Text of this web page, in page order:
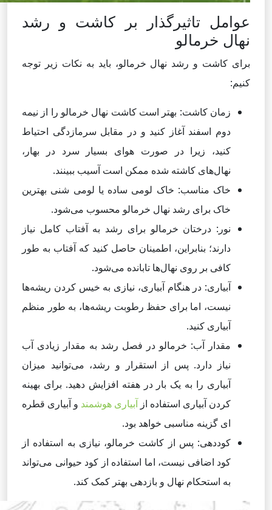
عوامل تاثیرگذار بر کاشت و رشد
نهال خرمالو
برای کاشت و رشد نهال خرمالو، باید به نکات زیر توجه
کنیم:
زمان کاشت: بهتر است کاشت نهال خرمالو را از نیمه
دوم اسفند آغاز کنید و در مقابل سرمازدگی احتیاط
کنید، زیرا در صورت هوای بسیار سرد در بهار،
نهال‌های کاشته شده ممکن است آسیب ببینند.
خاک مناسب: خاک لومی ساده یا لومی شنی بهترین
خاک برای رشد نهال خرمالو محسوب می‌شود.
نور: درختان خرمالو برای رشد به آفتاب کامل نیاز
دارند؛ بنابراین، اطمینان حاصل کنید که آفتاب به طور
کافی بر روی نهال‌ها تابانده می‌شود.
آبیاری: در هنگام آبیاری، نیازی به خیس کردن ریشه‌ها
نیست، اما برای حفظ رطوبت ریشه‌ها، به طور منظم
آبیاری کنید.
مقدار آب: خرمالو در فصل رشد به مقدار زیادی آب
نیاز دارد. پس از استقرار و رشد، می‌توانید میزان
آبیاری را به یک بار در هفته افزایش دهید. برای بهینه
کردن آبیاری استفاده از آبیاری هوشمند و آبیاری قطره
ای گزینه مناسبی خواهد بود.
کوددهی: پس از کاشت خرمالو، نیازی به استفاده از
کود اضافی نیست، اما استفاده از کود حیوانی می‌تواند
به استحکام نهال و بازدهی بهتر کمک کند.